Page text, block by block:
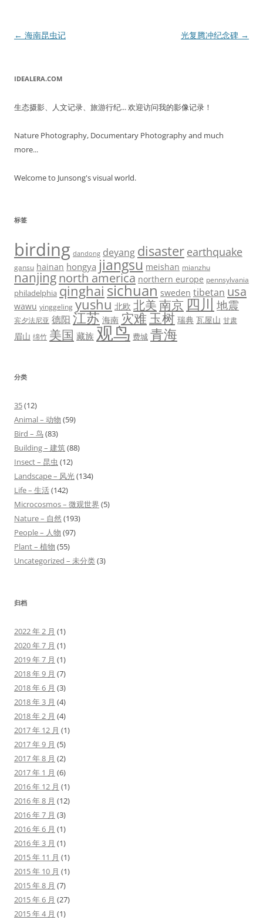
文
航
← 海南昆虫记 光复腾冲纪念碑 →
IDEALERA.COM
生态摄影、人文记录、旅游行纪... 欢迎访问我的影像记录！
Nature Photography, Documentary Photography and much
more...
Welcome to Junsong's visual world.
标签
birding dandong deyang disaster earthquake
gansu hainan hongya jiangsu meishan mianzhu
nanjingnorth america northern europe pennsylvania
philadelphia qinghai sichuan sweden tibetan usa
wawu yinggeling yushu 北欧 北美南京 四川 地震
宾夕法尼亚 德阳 江苏 海南 灾难 玉树 瑞典 瓦屋山 甘肃
眉山 绵竹 美国 藏族 观鸟 费城 青海
分类
35(12)
Animal – 动物 (59)
Bird – 鸟(83)
Building – 建筑(88)
Insect – 昆虫 (12)
Landscape – 风光(134)
Life – 生活(142)
Microcosmos – 微观世界 (5)
Nature – 自然 (193)
People – 人物 (97)
Plant – 植物 (55)
Uncategorized – 未分类(3)
归档
2022 年 2 月 (1)
2020 年 7 月 (1)
2019 年 7 月 (1)
2018 年 9 月 (7)
2018 年 6 月 (3)
2018 年 3 月 (4)
2018 年 2 月 (4)
2017 年 12 月 (1)
2017 年 9 月 (5)
2017 年 8 月 (2)
2017 年 1 月 (6)
2016 年 12 月 (1)
2016 年 8 月 (12)
2016 年 7 月 (3)
2016 年 6 月 (1)
2016 年 3 月 (1)
2015 年 11 月 (1)
2015 年 10 月 (1)
2015 年 8 月 (7)
2015 年 6 月 (27)
2015 年 4 月 (1)